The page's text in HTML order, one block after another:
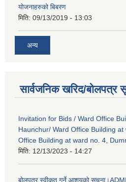
योजनाहरुको बिबरण
मिति: 09/13/2019 - 13:03
अन्य
सार्वजनिक खरिद/बोलपत्र
Invitation for Bids / Ward Office
Haunchur/ Ward Office Building
Office Building at ward no. 4,
मिति: 12/13/2023 - 14:27
बोलपत्र स्वीकृत गर्ने आशयको